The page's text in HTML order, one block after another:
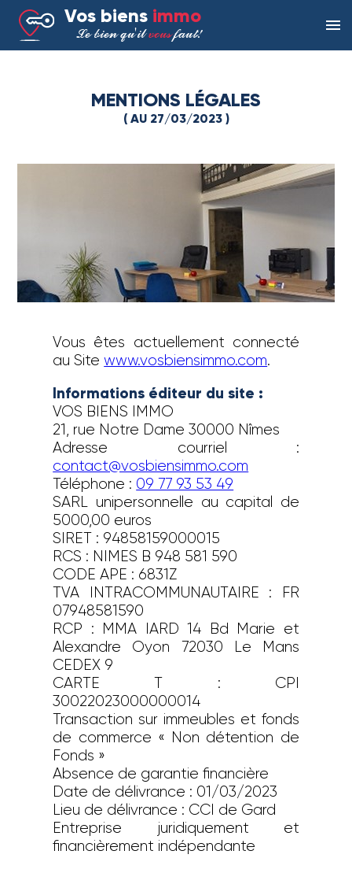
Panneau de gestion des cookies
Vos biens immo
Le bien qu'ilvousfaut! menu
MENTIONS LÉGALES
( AU 27/03/2023 )
Vous êtes actuellement connecté
au Sitewww.vosbiensimmo.com.
Informations éditeur du site :
VOS BIENS IMMO
21, rue Notre Dame 30000 Nîmes
Adresse courriel :
contact@vosbiensimmo.com
Téléphone : 09 77 93 53 49
SARL unipersonnelle au capital de
5000,00 euros
SIRET : 94858159000015
RCS : NIMES B 948 581 590
CODE APE : 6831Z
TVA INTRACOMMUNAUTAIRE : FR
07948581590
RCP : MMA IARD 14 Bd Marie et
Alexandre Oyon 72030 Le Mans
CEDEX 9
CARTE T : CPI
30022023000000014
Transaction sur immeubles et fonds
de commerce « Non détention de
Fonds »
Absence de garantie financière
Date de délivrance : 01/03/2023
Lieu de délivrance : CCI de Gard
Entreprise juridiquement et
financièrement indépendante